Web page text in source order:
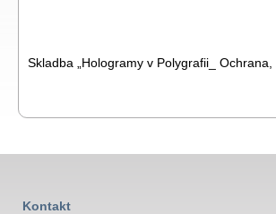
Skladba „Hologramy v Polygrafii_
Kontakt